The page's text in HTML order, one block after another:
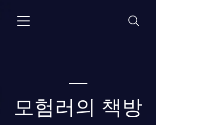
모험러의 책방